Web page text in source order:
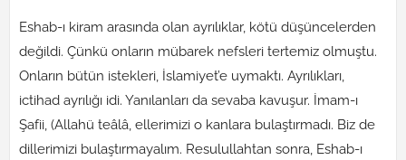
Eshab-ı kiram arasında olan ayrılıklar, kötü düşüncelerden
değildi. Çünkü onların mübarek nefsleri tertemiz olmuştu.
Onların bütün istekleri, İslamiyet’e uymaktı. Ayrılıkları,
ictihad ayrılığı idi. Yanılanları da sevaba kavuşur. İmam-ı
Şafii, (Allahü teâlâ, ellerimizi o kanlara bulaştırmadı. Biz de
dillerimizi bulaştırmayalım. Resulullahtan sonra, Eshab-ı